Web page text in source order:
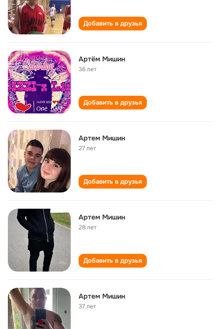
Добавить в друзья
Артём Мишин
36 лет
Добавить в друзья
Артем Мишин
27 лет
Добавить в друзья
Артем Мишин
28 лет
Добавить в друзья
Артем Мишин
37 лет